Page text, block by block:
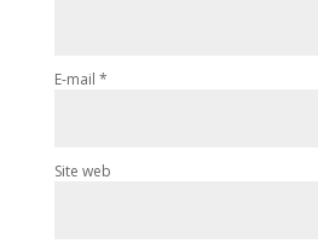
E-mail *
Site web